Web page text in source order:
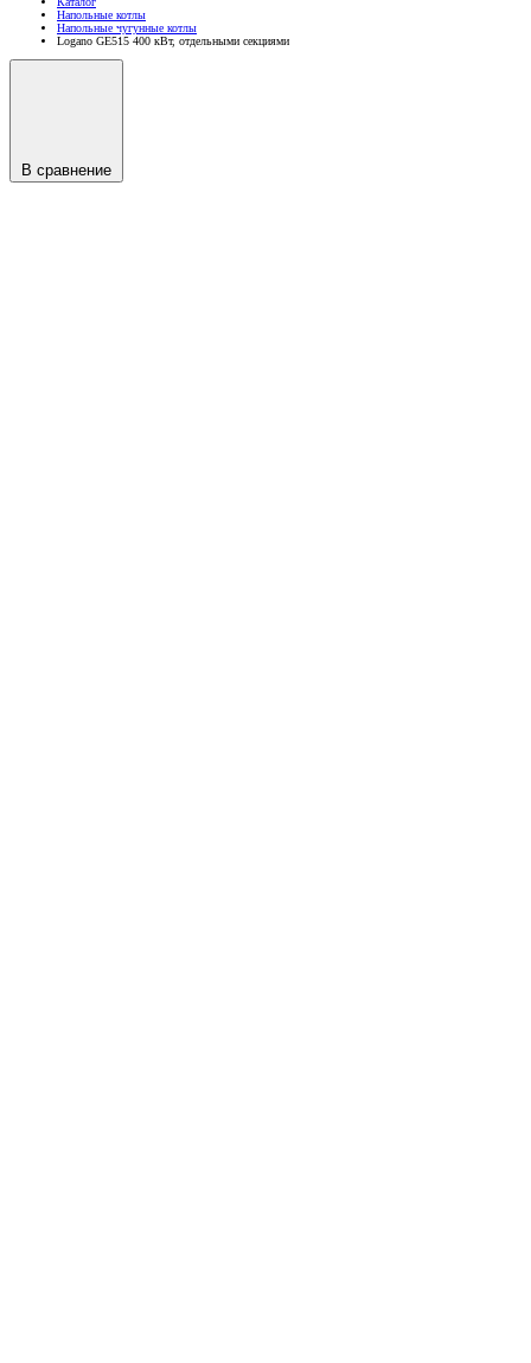
Напольные котлы
Напольные чугунные котлы
Logano GE515 400 кВт, отдельными секциями
В сравнение